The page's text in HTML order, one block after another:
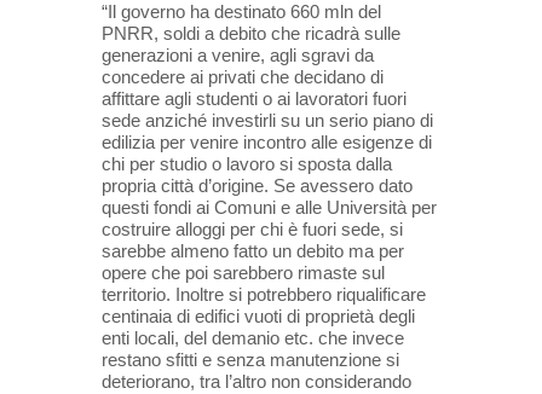
“Il governo ha destinato 660 mln del
PNRR, soldi a debito che ricadrà sulle
generazioni a venire, agli sgravi da
concedere ai privati che decidano di
affittare agli studenti o ai lavoratori fuori
sede anziché investirli su un serio piano di
edilizia per venire incontro alle esigenze di
chi per studio o lavoro si sposta dalla
propria città d’origine. Se avessero dato
questi fondi ai Comuni e alle Università per
costruire alloggi per chi è fuori sede, si
sarebbe almeno fatto un debito ma per
opere che poi sarebbero rimaste sul
territorio. Inoltre si potrebbero riqualificare
centinaia di edifici vuoti di proprietà degli
enti locali, del demanio etc. che invece
restano sfitti e senza manutenzione si
deteriorano, tra l’altro non considerando